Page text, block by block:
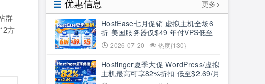
群
方
优惠信息
更多>
HostEase七月促销 虚拟主机全场6
折 美国服务器仅$49 年付VPS低至
$34.9 RTX5090新购立减$100
2026-07-20 热度{130}
Hostinger夏季大促 WordPress/虚拟
主机最高可享82%折扣 低至$2.69/月